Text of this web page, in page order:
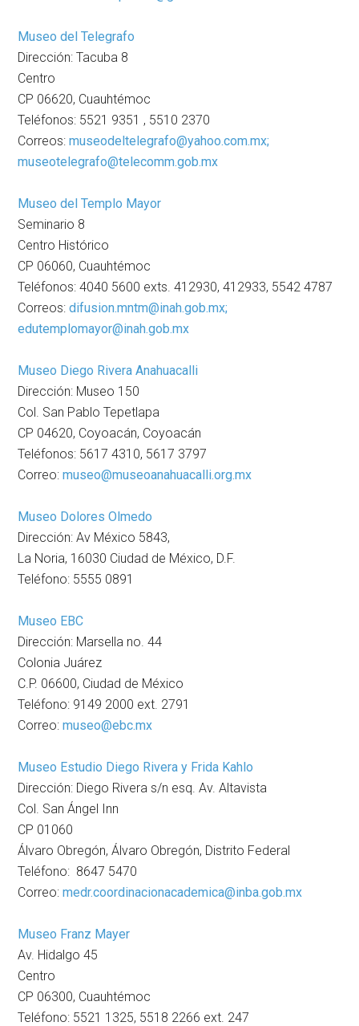
Museo del Telegrafo
Dirección: Tacuba 8
Centro
CP 06620, Cuauhtémoc
Teléfonos: 5521 9351 , 5510 2370
Correos:museodeltelegrafo@yahoo.com.mx;
museotelegrafo@telecomm.gob.mx
Museo del Templo Mayor
Seminario 8
Centro Histórico
CP 06060, Cuauhtémoc
Teléfonos: 4040 5600 exts. 412930, 412933, 5542 4787
Correos:difusion.mntm@inah.gob.mx;
edutemplomayor@inah.gob.mx
Museo Diego Rivera Anahuacalli
Dirección: Museo 150
Col. San Pablo Tepetlapa
CP 04620, Coyoacán, Coyoacán
Teléfonos: 5617 4310, 5617 3797
Correo:museo@museoanahuacalli.org.mx
Museo Dolores Olmedo
Dirección: Av México 5843,
La Noria, 16030 Ciudad de México, D.F.
Teléfono: 5555 0891
Museo EBC
Dirección: Marsella no. 44
Colonia Juárez
C.P. 06600, Ciudad de México
Teléfono: 9149 2000 ext. 2791
Correo:museo@ebc.mx
Museo Estudio Diego Rivera y Frida Kahlo
Dirección: Diego Rivera s/n esq. Av. Altavista
Col. San Ángel Inn
CP 01060
Álvaro Obregón, Álvaro Obregón, Distrito Federal
Teléfono: 8647 5470
Correo:medr.coordinacionacademica@inba.gob.mx
Museo Franz Mayer
Av. Hidalgo 45
Centro
CP 06300, Cuauhtémoc
Teléfono: 5521 1325, 5518 2266 ext. 247